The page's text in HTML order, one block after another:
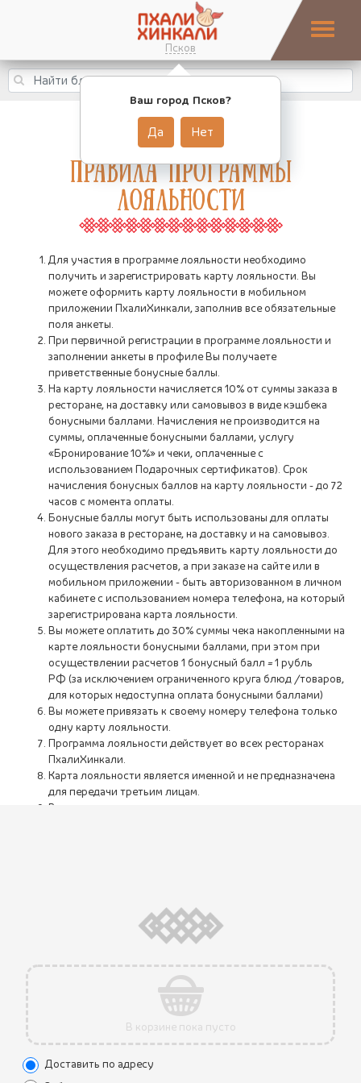
Псков
Ваш город Псков?
Да Нет
Правила программы
лояльности
Для участия в программе лояльности необходимо
получить и зарегистрировать карту лояльности. Вы
можете оформить карту лояльности в мобильном
приложении ПхалиХинкали, заполнив все обязательные
поля анкеты.
При первичной регистрации в программе лояльности и
заполнении анкеты в профиле Вы получаете
приветственные бонусные баллы.
На карту лояльности начисляется 10% от суммы заказа в
ресторане, на доставку или самовывоз в виде кэшбека
бонусными баллами. Начисления не производится на
суммы, оплаченные бонусными баллами, услугу
«Бронирование 10%» и чеки, оплаченные с
использованием Подарочных сертификатов). Срок
начисления бонусных баллов на карту лояльности - до 72
часов с момента оплаты.
Бонусные баллы могут быть использованы для оплаты
нового заказа в ресторане, на доставку и на самовывоз.
Для этого необходимо предъявить карту лояльности до
осуществления расчетов, а при заказе на сайте или в
мобильном приложении - быть авторизованном в личном
кабинете с использованием номера телефона, на который
зарегистрирована карта лояльности.
Вы можете оплатить до 30% суммы чека накопленными на
карте лояльности бонусными баллами, при этом при
осуществлении расчетов 1 бонусный балл = 1 рубль
РФ (за исключением ограниченного круга блюд /товаров,
для которых недоступна оплата бонусными баллами)
Вы можете привязать к своему номеру телефона только
одну карту лояльности.
Программа лояльности действует во всех ресторанах
ПхалиХинкали.
Карта лояльности является именной и не предназначена
для передачи третьим лицам.
В случае нарушения правил программы лояльности
срок, прекращают свое действие («сгорают») в срок,
указанный в условиях акции.
При удалении аккаунта в мобильном приложении
именно: накопленные бонусные баллы автоматически
удаляются без возможности сохранения и переноса,
бонусная карта становится недействительной
В корзине пока пусто
Доставить по адресу